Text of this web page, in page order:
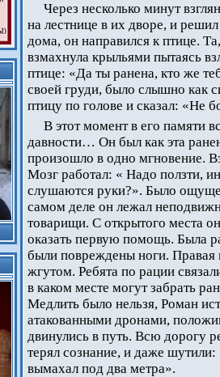
Через несколько минут
на лестнице в их дворе, и
дома, он направился к птице.
взмахнула крыльями пытаясь
птице: «Да ты ранена, кто же
своей груди, было слышно как
птицу по голове и сказал: «Не
В этот момент в его памяти
давности… Он был как эта
произошло в одно мгновение.
Мозг работал: « Надо ползти,
слушаются руки?». Было
самом деле он лежал
товарищи. С открытого места
оказать первую помощь. Была
были повреждены ноги. Правая
жгутом. Ребята по рации
в каком месте могут забрать
Медлить было нельзя, Роман
атакованными дронами,
двинулись в путь. Всю дорогу
терял сознание, и даже
вымахал под два метра».